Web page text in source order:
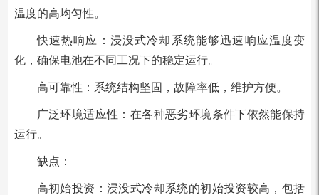
温度的高均匀性。
快速热响应：浸没式冷却系统能够迅速响应温度变
化，确保电池在不同工况下的稳定运行。
高可靠性：系统结构坚固，故障率低，维护方便。
广泛环境适应性：在各种恶劣环境条件下依然能保持
运行。
缺点：
高初始投资：浸没式冷却系统的初始投资较高，包括